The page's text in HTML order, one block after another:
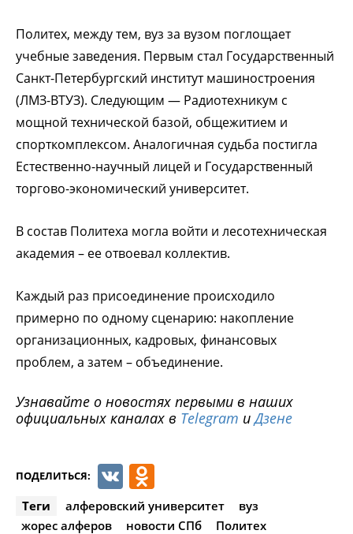
Политех, между тем, вуз за вузом поглощает
учебные заведения. Первым стал Государственный
Санкт-Петербургский институт машиностроения
(ЛМЗ-ВТУЗ). Следующим — Радиотехникум с
мощной технической базой, общежитием и
спорткомплексом. Аналогичная судьба постигла
Естественно-научный лицей и Государственный
торгово-экономический университет.
В состав Политеха могла войти и лесотехническая
академия – ее отвоевал коллектив.
Каждый раз присоединение происходило
примерно по одному сценарию: накопление
организационных, кадровых, финансовых
проблем, а затем – объединение.
Узнавайте о новостях первыми в наших
официальных каналах в Telegram иДзене
ПОДЕЛИТЬСЯ: VK
Теги алферовский университет
вуз
жорес алферов
новости СПб Политех